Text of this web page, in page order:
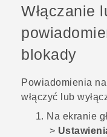
VIVERSE
POMOC
Urządzenia i
Zaloguj się
Włączanie
blokady
Powiadomienia
włączyć lub
Na ekranie
>